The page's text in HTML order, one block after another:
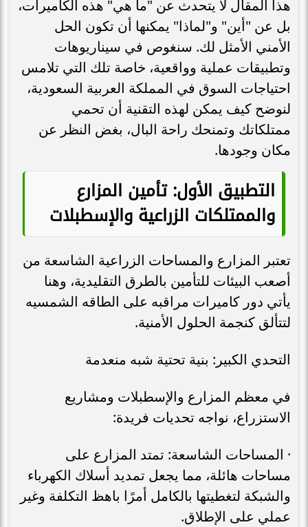
هذا المقال لا يتحدث عن "ما هي" هذه الكاميرات،
بل عن "أين" و"لماذا" يمكنها أن تكون الحل
الأمني الأمثل لك. سنغوص في سيناريوهات
وتطبيقات عملية وواقعية، خاصة تلك التي تلامس
احتياجات السوق في المملكة العربية السعودية،
لنوضح كيف يمكن لهذه التقنية أن تحمي
ممتلكاتك وتمنحك راحة البال، بغض النظر عن
مكان وجودها.
التطبيق الأول: تأمين المزارع
والممتلكات الزراعية والإسطبلات
تعتبر المزارع والمساحات الزراعية الشاسعة من
أصعب البيئات للتأمين بالطرق التقليدية، وهنا
يأتي دور كاميرات مراقبه على الطاقه الشمسيه
لتتألق كنجمة الحلول الأمنية.
التحدي الكبير: بنية تحتية شبه منعدمة
في معظم المزارع والإسطبلات ومشاريع
الاستزراع، نواجه تحديات فريدة:
· المساحات الشاسعة: تمتد المزارع على
مساحات هائلة، مما يجعل تمديد أسلاك الكهرباء
والشبكة لتغطيتها بالكامل أمرًا باهظ التكلفة وغير
عملي على الإطلاق.